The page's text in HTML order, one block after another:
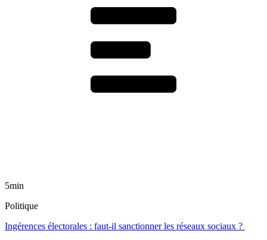
5min
Politique
Ingérences électorales : faut-il sanctionner les réseaux sociaux ?